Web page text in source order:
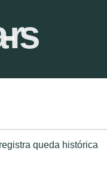
rs
queda histórica